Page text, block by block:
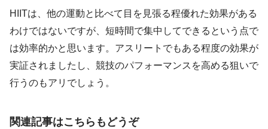
HIITは、他の運動と比べて目を見張る程優れた効果がある
わけではないですが、短時間で集中してできるという点で
は効率的かと思います。アスリートでもある程度の効果が
実証されましたし、競技のパフォーマンスを高める狙いで
行うのもアリでしょう。
関連記事はこちらもどうぞ